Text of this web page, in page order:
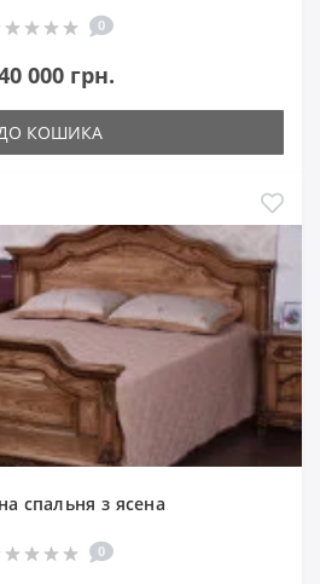
0
000 грн.
КОШИКА
спальня з ясена
0